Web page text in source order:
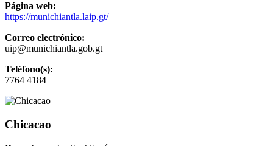
Página web:
https://munichiantla.laip.gt/
Correo electrónico:
uip@munichiantla.gob.gt
Teléfono(s):
7764 4184
Chicacao